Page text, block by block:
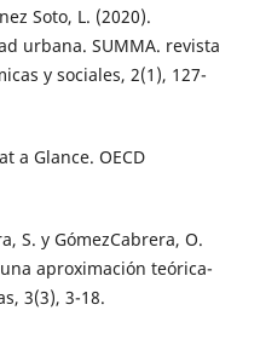
Soto, L. (2020).
urbana. SUMMA. revista
y sociales, 2(1), 127-
a Glance. OECD
S. y GómezCabrera, O.
aproximación teórica-
3(3), 3-18.